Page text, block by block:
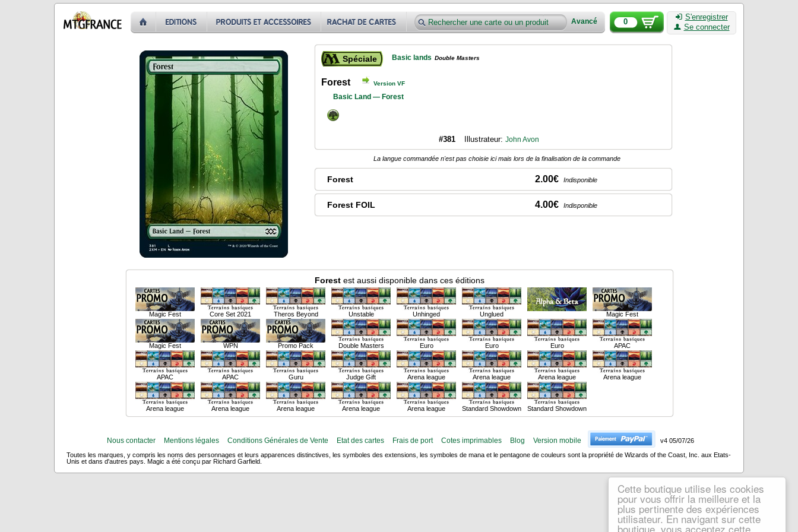
Cette boutique utilise les cookies
pour vous offrir la meilleure et la
plus pertinente des expériences
utilisateur. En navigant sur cette
boutique, vous acceptez cette
Avancé 0
S'enregistrer
Se connecter
Spéciale Basic lands Double Masters
Forest Version VF
Basic Land — Forest
#381 Illustrateur: John Avon
La langue commandée n'est pas choisie ici mais lors de la finalisation de la commande
Forest 2.00€ Indisponible
Forest FOIL 4.00€ Indisponible
Forest est aussi disponible dans ces éditions
Magic Fest Core Set 2021
Theros Beyond
Death
Unstable Unhinged Unglued Magic Fest
Magic Fest WPN Promo Pack Double Masters Euro Euro Euro APAC
APAC APAC Guru Judge Gift Arena league Arena league Arena league Arena league
Arena league Arena league Arena league Arena league Arena league Standard Showdown Standard Showdown
Nous contacter Mentions légales Conditions Générales de Vente Etat des cartes Frais de port Cotes imprimables Blog Version mobile
v4 05/07/26
Toutes les marques, y compris les noms des personnages et leurs apparences distinctives, les symboles des extensions, les symboles de mana et le pentagone de couleurs sont la propriété de Wizards of the Coast, Inc. aux Etats-
Unis et dans d'autres pays. Magic a été conçu par Richard Garfield.